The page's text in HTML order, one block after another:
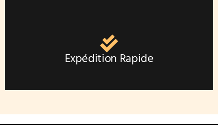
Expédition Rapide